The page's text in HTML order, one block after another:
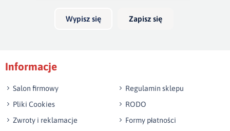
Wypisz się Zapisz się
Informacje
Salon firmowy
Regulamin sklepu
Pliki Cookies
RODO
Zwroty i reklamacje
Formy płatności